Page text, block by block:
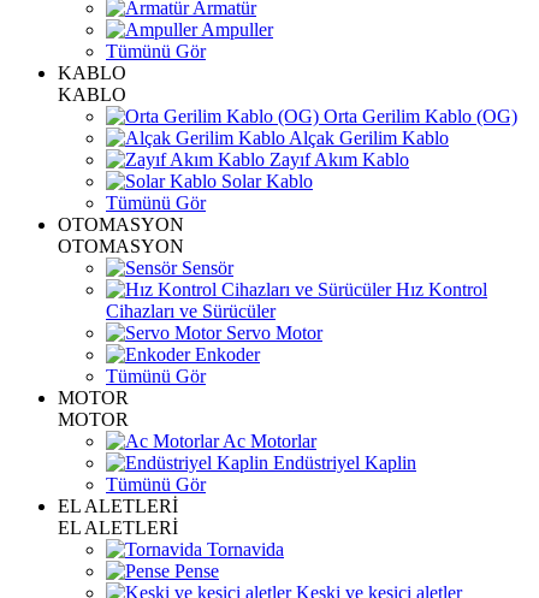
Armatür
Ampuller
Tümünü Gör
KABLO
KABLO
Orta Gerilim Kablo (OG)
Alçak Gerilim Kablo
Zayıf Akım Kablo
Solar Kablo
Tümünü Gör
OTOMASYON
OTOMASYON
Sensör
Hız Kontrol
Cihazları ve Sürücüler
Servo Motor
Enkoder
Tümünü Gör
MOTOR
MOTOR
Ac Motorlar
Endüstriyel Kaplin
Tümünü Gör
EL ALETLERİ
EL ALETLERİ
Tornavida
Pense
Keski ve kesici aletler